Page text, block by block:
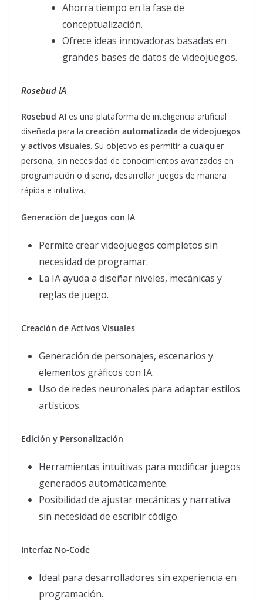
Ahorra tiempo en la fase de
conceptualización.
Ofrece ideas innovadoras basadas en
grandes bases de datos de videojuegos.
Rosebud IA
Rosebud AI es una plataforma de inteligencia artificial
diseñada para la creación automatizada de videojuegos
y activos visuales. Su objetivo es permitir a cualquier
persona, sin necesidad de conocimientos avanzados en
programación o diseño, desarrollar juegos de manera
rápida e intuitiva.
Generación de Juegos con IA
Permite crear videojuegos completos sin
necesidad de programar.
La IA ayuda a diseñar niveles, mecánicas y
reglas de juego.
Creación de Activos Visuales
Generación de personajes, escenarios y
elementos gráficos con IA.
Uso de redes neuronales para adaptar estilos
artísticos.
Edición y Personalización
Herramientas intuitivas para modificar juegos
generados automáticamente.
Posibilidad de ajustar mecánicas y narrativa
sin necesidad de escribir código.
Interfaz No-Code
Ideal para desarrolladores sin experiencia en
programación.